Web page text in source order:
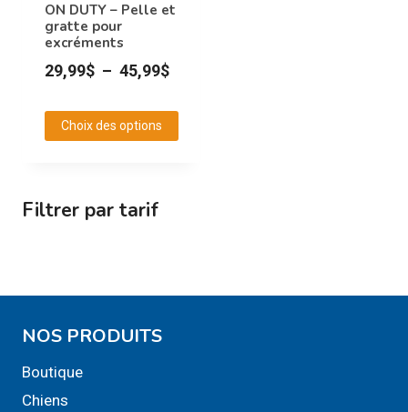
ON DUTY – Pelle et
gratte pour
excréments
29,99$ – 45,99$Plage
29,99$
Choix des options
a
plusieurs
options
choisies
sur
Filtrer par tarif
NOS PRODUITS
Boutique
Chiens